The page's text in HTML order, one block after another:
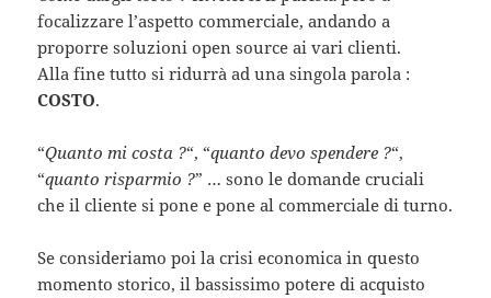
focalizzare l’aspetto commerciale, andando a
proporre soluzioni open source ai vari clienti.
Alla fine tutto si ridurrà ad una singola parola :
COSTO.
“Quanto mi costa ?“, “quanto devo spendere ?“,
“quanto risparmio ?” … sono le domande cruciali
che il cliente si pone e pone al commerciale di turno.
Se consideriamo poi la crisi economica in questo
momento storico, il bassissimo potere di acquisto